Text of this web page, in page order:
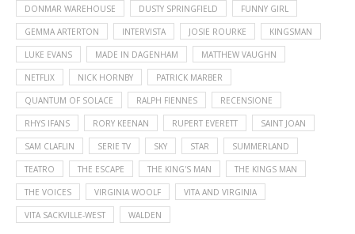
DONMAR WAREHOUSE DUSTY SPRINGFIELD FUNNY GIRL
GEMMA ARTERTON INTERVISTA JOSIE ROURKE KINGSMAN
LUKE EVANS MADE IN DAGENHAM MATTHEW VAUGHN
NETFLIX NICK HORNBY PATRICK MARBER
QUANTUM OF SOLACE RALPH FIENNES RECENSIONE
RHYS IFANS RORY KEENAN RUPERT EVERETT SAINT JOAN
SAM CLAFLIN SERIE TV SKY STAR SUMMERLAND
TEATRO THE ESCAPE THE KING'S MAN THE KINGS MAN
THE VOICES VIRGINIA WOOLF VITA AND VIRGINIA
VITA SACKVILLE-WEST WALDEN